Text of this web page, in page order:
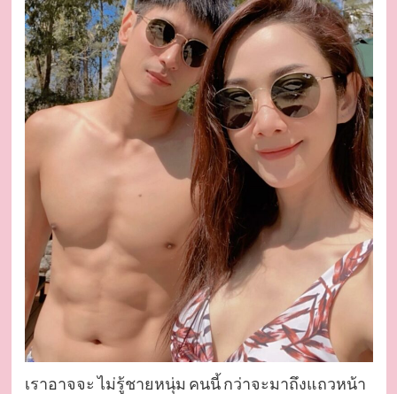
เราอาจจะ ไม่รู้ชายหนุ่ม คนนี้ กว่าจะมาถึงแถวหน้า